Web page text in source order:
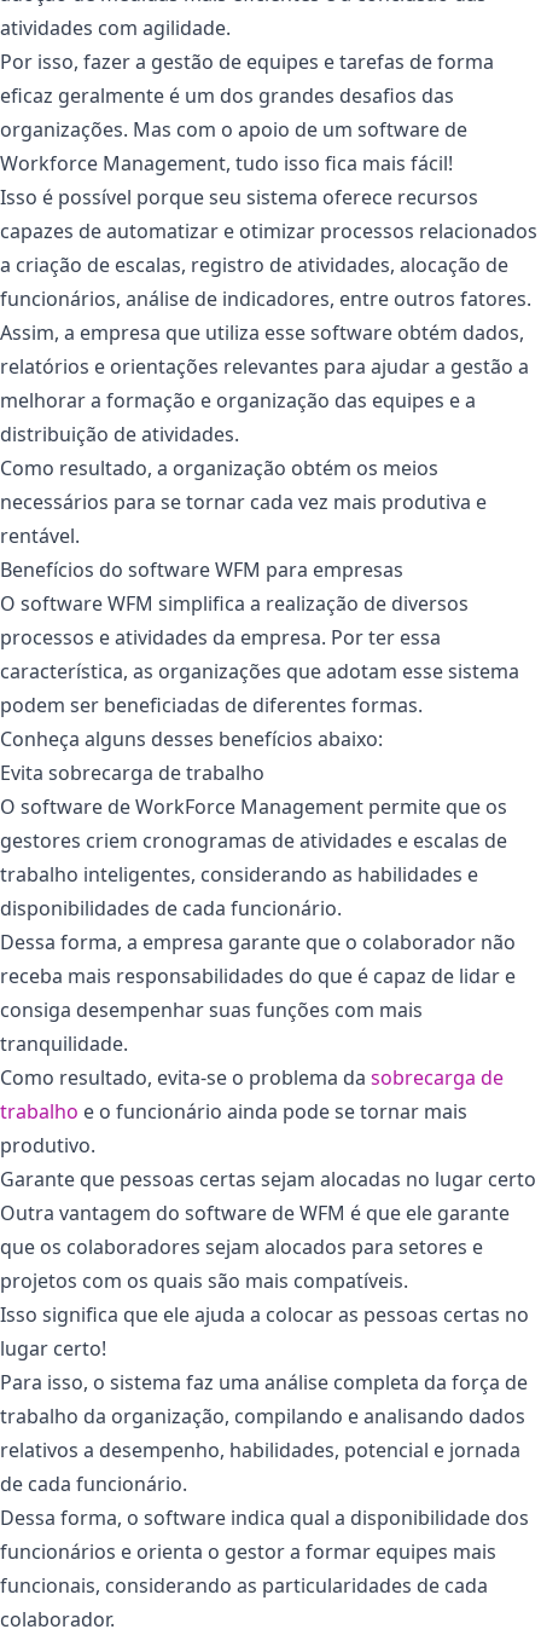
atividades com agilidade.
Por isso, fazer a gestão de equipes e tarefas de forma
eficaz geralmente é um dos grandes desafios das
organizações. Mas com o apoio de um software de
Workforce Management, tudo isso fica mais fácil!
Isso é possível porque seu sistema oferece recursos
capazes de automatizar e otimizar processos relacionados
a criação de escalas, registro de atividades, alocação de
funcionários, análise de indicadores, entre outros fatores.
Assim, a empresa que utiliza esse software obtém dados,
relatórios e orientações relevantes para ajudar a gestão a
melhorar a formação e organização das equipes e a
distribuição de atividades.
Como resultado, a organização obtém os meios
necessários para se tornar cada vez mais produtiva e
rentável.
Benefícios do software WFM para empresas
O software WFM simplifica a realização de diversos
processos e atividades da empresa. Por ter essa
característica, as organizações que adotam esse sistema
podem ser beneficiadas de diferentes formas.
Conheça alguns desses benefícios abaixo:
Evita sobrecarga de trabalho
O software de WorkForce Management permite que os
gestores criem cronogramas de atividades e escalas de
trabalho inteligentes, considerando as habilidades e
disponibilidades de cada funcionário.
Dessa forma, a empresa garante que o colaborador não
receba mais responsabilidades do que é capaz de lidar e
consiga desempenhar suas funções com mais
tranquilidade.
Como resultado, evita-se o problema da sobrecarga de
trabalho e o funcionário ainda pode se tornar mais
produtivo.
Garante que pessoas certas sejam alocadas no lugar certo
Outra vantagem do software de WFM é que ele garante
que os colaboradores sejam alocados para setores e
projetos com os quais são mais compatíveis.
Isso significa que ele ajuda a colocar as pessoas certas no
lugar certo!
Para isso, o sistema faz uma análise completa da força de
trabalho da organização, compilando e analisando dados
relativos a desempenho, habilidades, potencial e jornada
de cada funcionário.
Dessa forma, o software indica qual a disponibilidade dos
funcionários e orienta o gestor a formar equipes mais
funcionais, considerando as particularidades de cada
colaborador.